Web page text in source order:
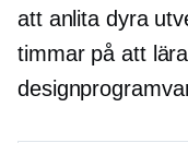
att anlita dyra
timmar på att